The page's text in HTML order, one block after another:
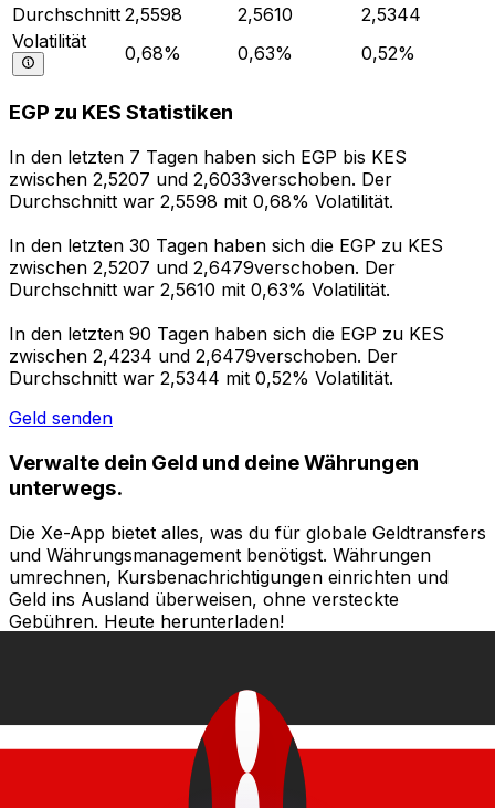
Durchschnitt 2,5598 2,5610
2,5344
Volatilität
0,68% 0,63% 0,52%
EGP zu KES Statistiken
In den letzten 7 Tagen haben sich EGP bis KES
zwischen 2,5207 und 2,6033verschoben. Der
Durchschnitt war 2,5598 mit 0,68% Volatilität.
In den letzten 30 Tagen haben sich die EGP zu KES
zwischen 2,5207 und 2,6479verschoben. Der
Durchschnitt war 2,5610 mit 0,63% Volatilität.
In den letzten 90 Tagen haben sich die EGP zu KES
zwischen 2,4234 und 2,6479verschoben. Der
Durchschnitt war 2,5344 mit 0,52% Volatilität.
Geld senden
Verwalte dein Geld und deine Währungen
unterwegs.
Die Xe-App bietet alles, was du für globale Geldtransfers
und Währungsmanagement benötigst. Währungen
umrechnen, Kursbenachrichtigungen einrichten und
Geld ins Ausland überweisen, ohne versteckte
Gebühren. Heute herunterladen!